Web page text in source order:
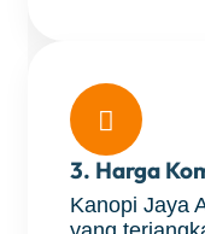

3. Harga
Kanopi Jaya